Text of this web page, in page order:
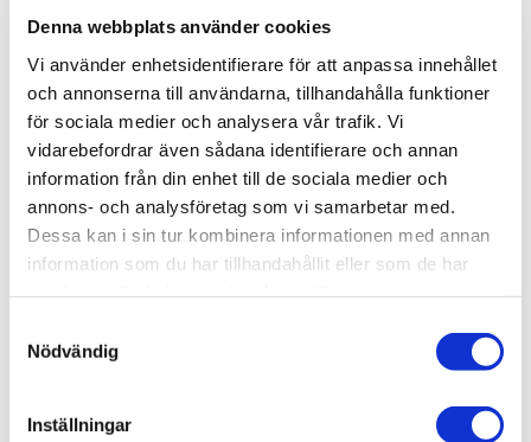
Denna webbplats använder cookies
Vi använder enhetsidentifierare för att anpassa innehållet
och annonserna till användarna, tillhandahålla funktioner
för sociala medier och analysera vår trafik. Vi
vidarebefordrar även sådana identifierare och annan
information från din enhet till de sociala medier och
annons- och analysföretag som vi samarbetar med.
Dessa kan i sin tur kombinera informationen med annan
information som du har tillhandahållit eller som de har
Nödvändig
Inställningar
Allmänt
Spitting Image, den kompromisslösa satiriska TV-
puppetshowen är tillbaka på våra skärmar för att ge oss
en ny titt på livet hos de rika, de berömda och de ökänt
bristfälliga.
Med nästan hundra nya karaktärer, från klumpige Boris
till väderflickan Greta Thunberg, och med ett team av de
finaste satiriska författarna och röstskådespelarna
bakom dem, kommer denna nya generation
och klia dig i huvudet över hur vissa av dessa personer
Njut av att sätta ihop denna 1000-bitars montage, med